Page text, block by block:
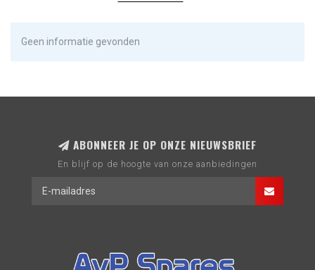
Geen informatie gevonden
ABONNEER JE OP ONZE NIEUWSBRIEF
En blijf op de hoogte van onze aanbiedingen